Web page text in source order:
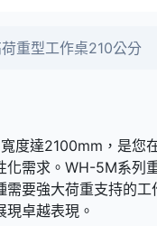
重型工作桌210公分
達2100mm，是您
需求。WH-5M系
要強大荷重支持的
卓越表現。